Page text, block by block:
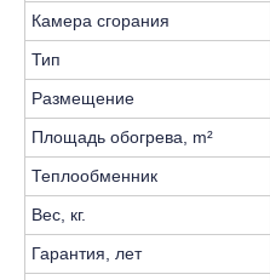
Камера сгорания
Тип
Размещение
Площадь обогрева, m²
Теплообменник
Вес, кг.
Гарантия, лет